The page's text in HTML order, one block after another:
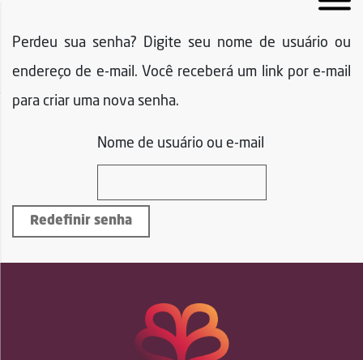
Perdeu sua senha? Digite seu nome de usuário ou
endereço de e-mail. Você receberá um link por e-mail
para criar uma nova senha.
Nome de usuário ou e-mail
Redefinir senha